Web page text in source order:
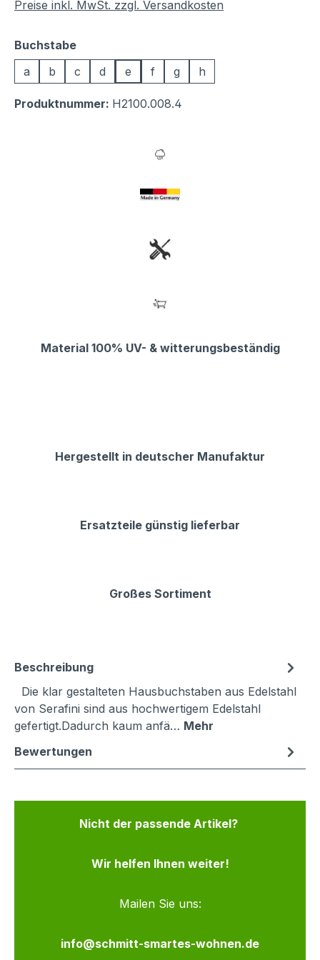
Preise inkl. MwSt. zzgl. Versandkosten
Buchstabeauswählen
a
b c d e f g h
Produktnummer: H2100.008.4
Material 100% UV- & witterungsbeständig
Hergestellt in deutscher Manufaktur
Ersatzteile günstig lieferbar
Großes Sortiment
Beschreibung
Die klar gestalteten Hausbuchstaben aus Edelstahl
von Serafini sind aus hochwertigem Edelstahl
gefertigt.Dadurch kaum anfä… Mehr
Bewertungen
Nicht der passende Artikel?
Wir helfen Ihnen weiter!
Mailen Sie uns:
info@schmitt-smartes-wohnen.de